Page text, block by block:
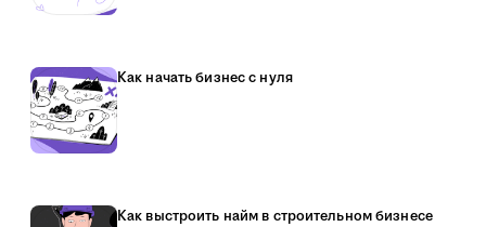
Как начать бизнес с нуля
Как выстроить найм в строительном бизнесе